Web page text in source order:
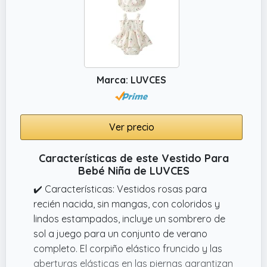
✔️ El paquete incluye: 1 x vestido estampado
de bebé niña + 1 x cárdigan de manga larga.
Disponible en dos colores (morado y
rosa),este es un hermoso y práctico
conjunto de vestido para tu hija, nieta,
sobrina o niña.
✔️ Diseño: El vestido sin mangas de la niña
presenta un diseño degradado con
estampado de estrellitas, puntos y
chaqueta de encogimiento de hombros a
juego tiene cierre de botón y mangas largas
con volantes.
Marca: LUVCES
Ver precio
Características de este Vestido Para
Bebé Niña de LUVCES
✔️ Características: Vestidos rosas para
recién nacida, sin mangas, con coloridos y
lindos estampados, incluye un sombrero de
sol a juego para un conjunto de verano
completo. El corpiño elástico fruncido y las
aberturas elásticas en las piernas garantizan